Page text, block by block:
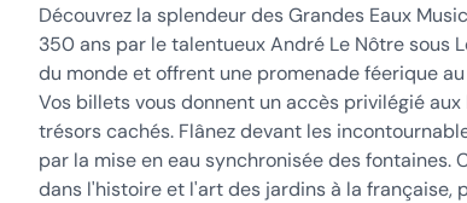
Découvrez la splendeur des Grandes Eaux
350 ans par le talentueux André Le Nôtre sous
du monde et offrent une promenade féerique
Vos billets vous donnent un accès privilégié
trésors cachés. Flânez devant les
par la mise en eau synchronisée des fontaines.
dans l'histoire et l'art des jardins à la française,